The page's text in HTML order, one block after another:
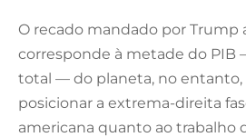
O recado mandado por Trump
corresponde à metade do PIB
total — do planeta, no entanto,
posicionar a extrema-direita
americana quanto ao trabalho